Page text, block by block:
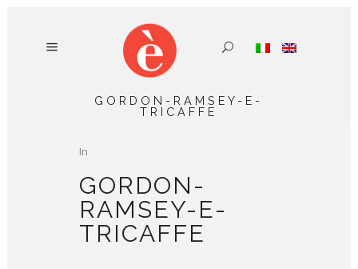
GORDON-RAMSEY-E-
TRICAFFE
In
GORDON-
RAMSEY-E-
TRICAFFE